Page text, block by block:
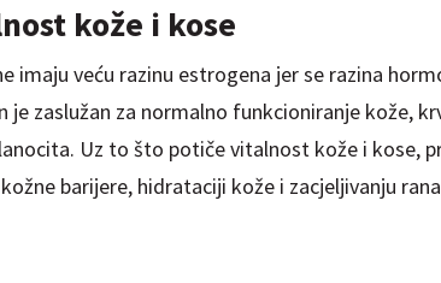
kože i kose
imaju veću razinu estrogena jer se razina
je zaslužan za normalno funkcioniranje kože,
Uz to što potiče vitalnost kože i kose,
barijere, hidrataciji kože i zacjeljivanju